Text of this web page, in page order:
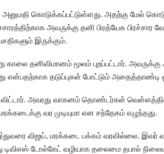
கொடுக்கப்பட்டுள்ளது. அதற்கு மேல்
அவருக்கு தனி பிரத்யேக பிரச்சார
இருக்கும்.
தனிவிமானம் மூலம் புறப்பட்டார். அவருக்கு
என்பதற்காக தடுப்புகள் போட்டும் அதைத்தாண்டி
அவரது வாகனம் தொண்டர்கள்
வர முடியுமா என சந்தேகம் எழுந்தது.
விஜய், மரக்கடை பக்கம் வரவில்லை. இவர்
டிவிஎஸ் டோல்கேட் வழியாக தலைமை தபால்